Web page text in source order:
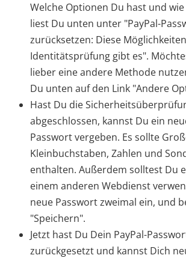
Welche Optionen Du hast und
liest Du unten unter "PayPal-
zurücksetzen: Diese
Identitätsprüfung gibt es".
lieber eine andere Methode
Du unten auf den Link "Andere
Hast Du die
abgeschlossen, kannst Du ein
Passwort vergeben. Es sollte
Kleinbuchstaben, Zahlen und
enthalten. Außerdem solltest Du
einem anderen Webdienst
neue Passwort zweimal ein, und
"Speichern".
Jetzt hast Du Dein PayPal-
zurückgesetzt und kannst Dich